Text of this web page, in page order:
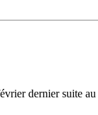
dernier suite